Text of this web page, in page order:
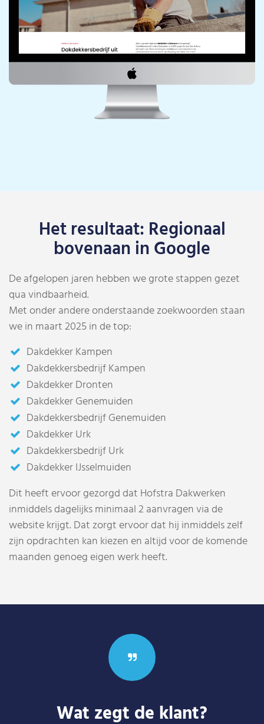
Het resultaat: Regionaal
bovenaan in Google
De afgelopen jaren hebben we grote stappen gezet
qua vindbaarheid.
Met onder andere onderstaande zoekwoorden staan
we in maart 2025 in de top:
Dakdekker Kampen
Dakdekkersbedrijf Kampen
Dakdekker Dronten
Dakdekker Genemuiden
Dakdekkersbedrijf Genemuiden
Dakdekker Urk
Dakdekkersbedrijf Urk
Dakdekker IJsselmuiden
Dit heeft ervoor gezorgd dat Hofstra Dakwerken
inmiddels dagelijks minimaal 2 aanvragen via de
website krijgt. Dat zorgt ervoor dat hij inmiddels zelf
zijn opdrachten kan kiezen en altijd voor de komende
maanden genoeg eigen werk heeft.
Wat zegt de klant?